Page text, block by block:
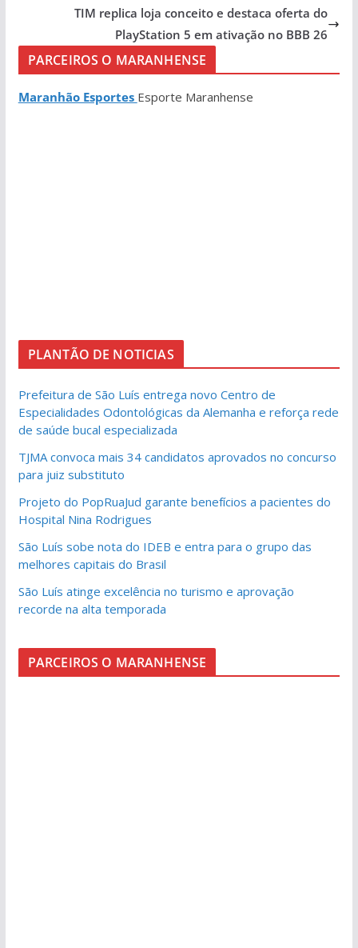
TIM replica loja conceito e destaca oferta do
PlayStation 5 em ativação no BBB 26
PARCEIROS O MARANHENSE
Maranhão Esportes Esporte Maranhense
PLANTÃO DE NOTICIAS
Prefeitura de São Luís entrega novo Centro de
Especialidades Odontológicas da Alemanha e reforça rede
de saúde bucal especializada
TJMA convoca mais 34 candidatos aprovados no concurso
para juiz substituto
Projeto do PopRuaJud garante benefícios a pacientes do
Hospital Nina Rodrigues
São Luís sobe nota do IDEB e entra para o grupo das
melhores capitais do Brasil
São Luís atinge excelência no turismo e aprovação
recorde na alta temporada
PARCEIROS O MARANHENSE